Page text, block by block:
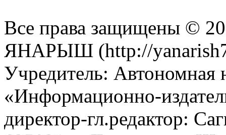
Все права защищены ©
ЯНАРЫШ (http://
Учредитель: Автономная
«Информационно-
директор-гл.редактор: